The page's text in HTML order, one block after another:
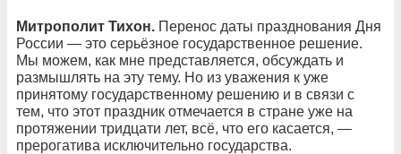
Митрополит Тихон. Перенос даты празднования Дня
России — это серьёзное государственное решение.
Мы можем, как мне представляется, обсуждать и
размышлять на эту тему. Но из уважения к уже
принятому государственному решению и в связи с
тем, что этот праздник отмечается в стране уже на
протяжении тридцати лет, всё, что его касается, —
прерогатива исключительно государства.